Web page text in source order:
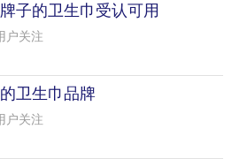
子的卫生巾受认可用
户关注
卫生巾品牌
户关注